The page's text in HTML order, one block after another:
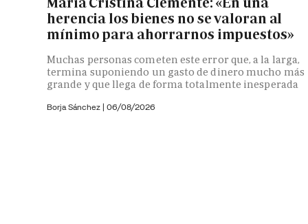
herencia los bienes no se valoran al
mínimo para ahorrarnos impuestos»
Muchas personas cometen este error que, a la larga,
termina suponiendo un gasto de dinero mucho más
grande y que llega de forma totalmente inesperada
Borja Sánchez | 06/08/2026